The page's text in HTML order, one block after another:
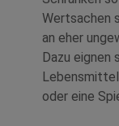
Wertsachen
an eher
Dazu eignen
oder eine